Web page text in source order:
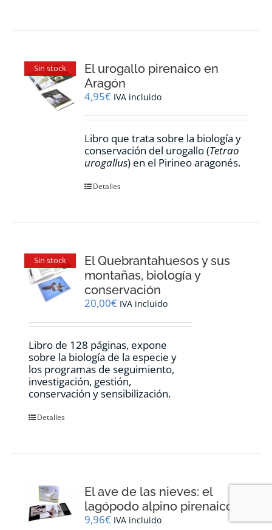
Sin stock
El urogallo pirenaico en
Aragón
4,95€ IVA incluido
Libro que trata sobre la biología y
conservación del urogallo (Tetrao
urogallus) en el Pirineo aragonés.
Detalles
Sin stock
El Quebrantahuesos y sus
montañas, biología y
conservación
20,00€ IVA incluido
Libro de 128 páginas, expone
sobre la biología de la especie y
los programas de seguimiento,
investigación, gestión,
conservación y sensibilización.
Detalles
El ave de las nieves: el
lagópodo alpino pirenaico.
9,96€ IVA incluido